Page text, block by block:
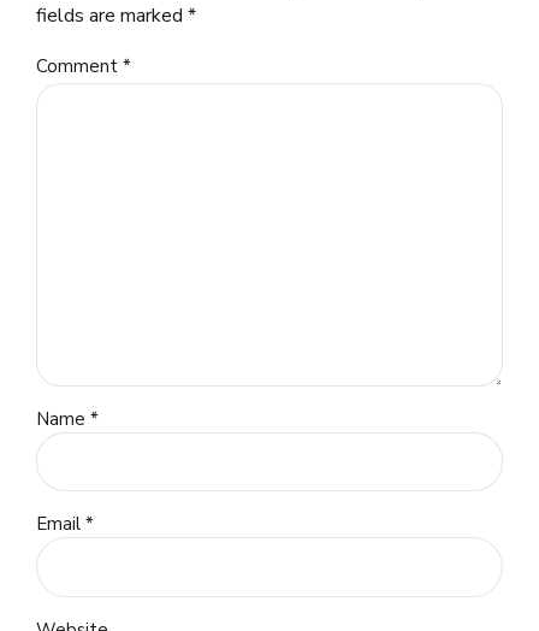
fields are marked *
Comment *
Name *
Email *